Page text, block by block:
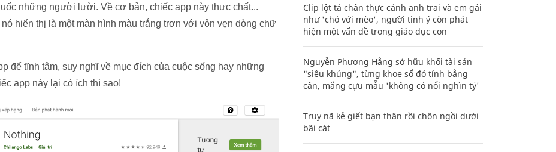
những người lười. Về cơ bản, chiếc app này thực chất...
hiển thị là một màn hình màu trắng trơn với vỏn vẹn dòng chữ
để tĩnh tâm, suy nghĩ về mục đích của cuộc sống hay những
app này lại có ích thì sao!
Clip lột tả chân thực cảnh anh trai và em gái
như 'chó với mèo', người tinh ý còn phát
hiện một vấn đề trong giáo dục con
Nguyễn Phương Hằng sở hữu khối tài sản
"siêu khủng", từng khoe sổ đỏ tính bằng
cân, mắng cựu mẫu 'không có nổi nghìn tỷ'
Truy nã kẻ giết bạn thân rồi chôn ngồi dưới
bãi cát